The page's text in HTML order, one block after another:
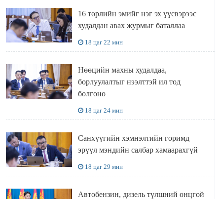
16 төрлийн эмийг нэг эх үүсвэрээс
худалдан авах журмыг баталлаа
18 цаг 22 мин
Нөөцийн махны худалдаа,
борлуулалтыг нээлттэй ил тод
болгоно
18 цаг 24 мин
Санхүүгийн хэмнэлтийн горимд
эрүүл мэндийн салбар хамаарахгүй
18 цаг 29 мин
Автобензин, дизель түлшний онцгой